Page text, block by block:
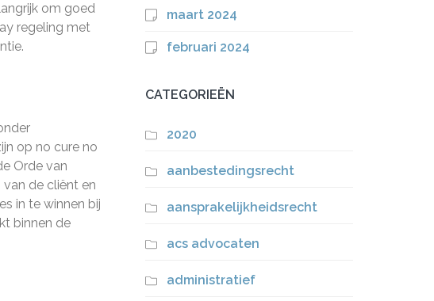
om goed
regeling met
op no cure no
Orde van
de cliënt en
in te winnen bij
binnen de
maart 2024
februari 2024
CATEGORIEËN
2020
aanbestedingsrecht
aansprakelijkheidsrecht
acs advocaten
administratief